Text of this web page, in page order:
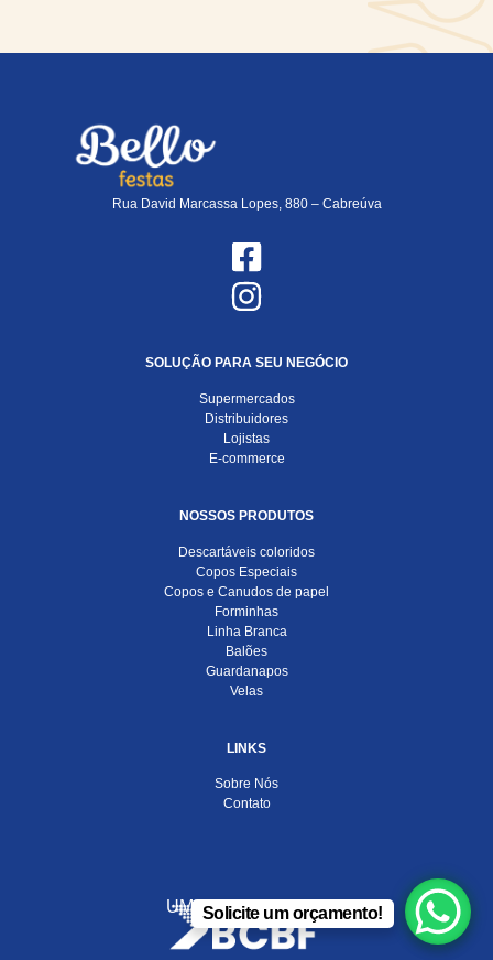
Rua David Marcassa Lopes, 880 – Cabreúva
SOLUÇÃO PARA SEU NEGÓCIO
Supermercados
Distribuidores
Lojistas
E-commerce
NOSSOS PRODUTOS
Descartáveis coloridos
Copos Especiais
Copos e Canudos de papel
Forminhas
Linha Branca
Balões
Guardanapos
Velas
LINKS
Sobre Nós
Contato
UMA EMPRESA DO
Solicite um orçamento!